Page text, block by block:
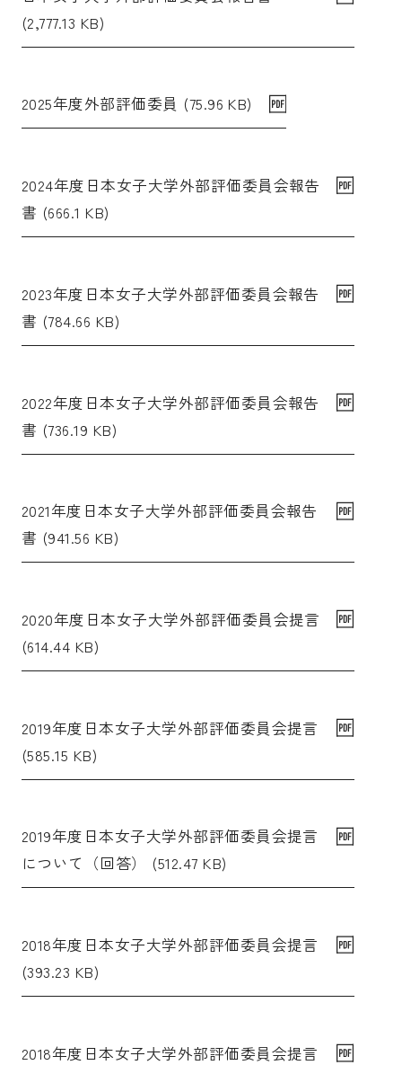
(2,777.13 KB)
2025年度外部評価委員 (75.96 KB)
2024年度日本女子大学外部評価委員会報告
書 (666.1 KB)
2023年度日本女子大学外部評価委員会報告
書 (784.66 KB)
2022年度日本女子大学外部評価委員会報告
書 (736.19 KB)
2021年度日本女子大学外部評価委員会報告
書 (941.56 KB)
2020年度日本女子大学外部評価委員会提言
(614.44 KB)
2019年度日本女子大学外部評価委員会提言
(585.15 KB)
2019年度日本女子大学外部評価委員会提言
について（回答） (512.47 KB)
2018年度日本女子大学外部評価委員会提言
(393.23 KB)
2018年度日本女子大学外部評価委員会提言